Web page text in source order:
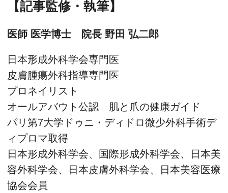
【記事監修・執筆】
医師 医学博士 院長 野田 弘二郎
日本形成外科学会専門医
皮膚腫瘍外科指導専門医
プロネイリスト
オールアバウト公認 肌と爪の健康ガイド
パリ第7大学ドゥニ・ディドロ微少外科手術デ
ィプロマ取得
日本形成外科学会、国際形成外科学会、日本美
容外科学会、日本皮膚外科学会、日本美容医療
協会会員